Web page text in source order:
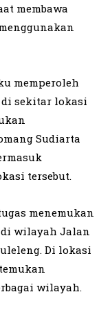
membawa
memperoleh
di sekitar lokasi
Sudiarta
tersebut.
menemukan
wilayah Jalan
Di lokasi
wilayah.